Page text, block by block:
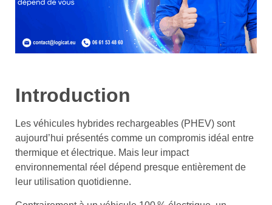
Introduction
Les véhicules hybrides rechargeables (PHEV) sont
aujourd’hui présentés comme un compromis idéal entre
thermique et électrique. Mais leur impact
environnemental réel dépend presque entièrement de
leur utilisation quotidienne.